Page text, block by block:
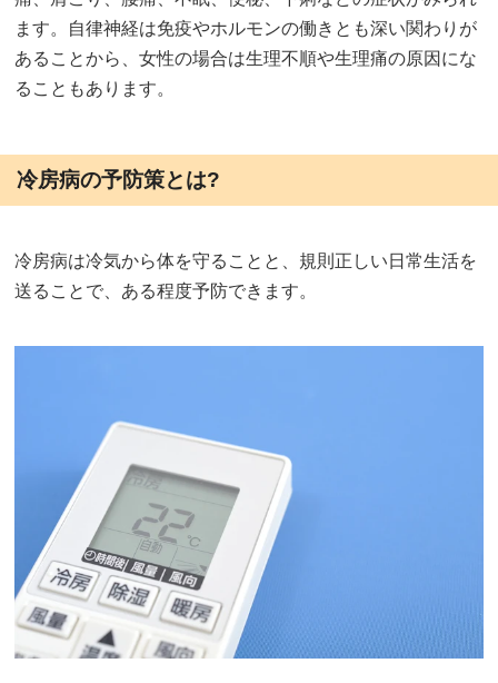
ます。自律神経は免疫やホルモンの働きとも深い関わりが
あることから、女性の場合は生理不順や生理痛の原因にな
ることもあります。
冷房病の予防策とは?
冷房病は冷気から体を守ることと、規則正しい日常生活を
送ることで、ある程度予防できます。